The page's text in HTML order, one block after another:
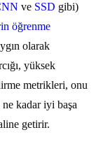
ve SSD gibi)
öğrenme
olarak
yüksek
metrikleri, onu
kadar iyi başa
getirir.